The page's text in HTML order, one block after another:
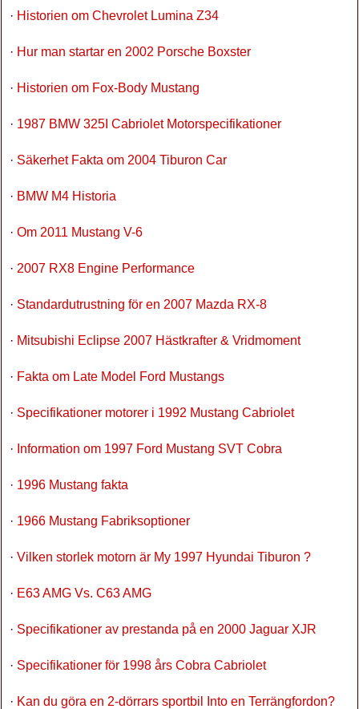
· Historien om Chevrolet Lumina Z34
· Hur man startar en 2002 Porsche Boxster
· Historien om Fox-Body Mustang
· 1987 BMW 325I Cabriolet Motorspecifikationer
· Säkerhet Fakta om 2004 Tiburon Car
· BMW M4 Historia
· Om 2011 Mustang V-6
· 2007 RX8 Engine Performance
· Standardutrustning för en 2007 Mazda RX-8
· Mitsubishi Eclipse 2007 Hästkrafter & Vridmoment
· Fakta om Late Model Ford Mustangs
· Specifikationer motorer i 1992 Mustang Cabriolet
· Information om 1997 Ford Mustang SVT Cobra
· 1996 Mustang fakta
· 1966 Mustang Fabriksoptioner
· Vilken storlek motorn är My 1997 Hyundai Tiburon ?
· E63 AMG Vs. C63 AMG
· Specifikationer av prestanda på en 2000 Jaguar XJR
· Specifikationer för 1998 års Cobra Cabriolet
· Kan du göra en 2-dörrars sportbil Into en Terrängfordon?